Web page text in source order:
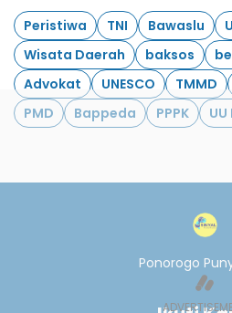
Peristiwa TNI Bawaslu
Wisata Daerah
baksos
Advokat
UNESCO TMMD
PMD
Bappeda PPPK
Ponorogo